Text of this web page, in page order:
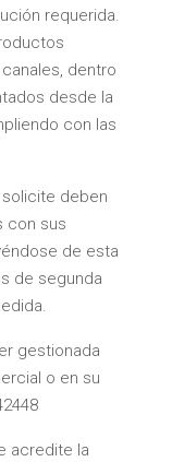
requerida.
dentro
desde la
con las
deben
con sus
de esta
de segunda
gestionada
o en su
acredite la